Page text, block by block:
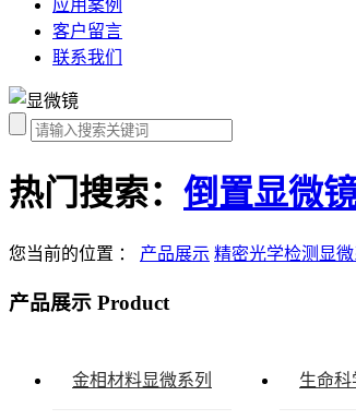
应用案例
客户留言
联系我们
热门搜索： 倒置显微
您当前的位置 ： 产品展示 精密光学检测显微
产品展示 Product
金相材料显微系列 生命科